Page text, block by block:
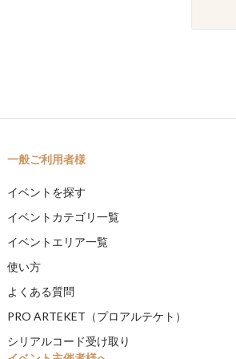
一般ご利用者様
イベントを探す
イベントカテゴリ一覧
イベントエリア一覧
使い方
よくある質問
PRO ARTEKET（プロアルテケト）
シリアルコード受け取り